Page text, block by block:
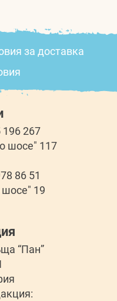
за доставка
267
шосе" 117
86 51
19
“Пан”